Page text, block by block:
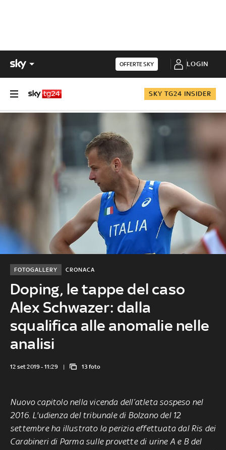
OFFERTE SKY LOGIN
SKY TG24 INSIDER
Doping, le tappe del caso
Alex Schwazer: dalla
squalifica alle anomalie nelle
analisi
CRONACA
FOTOGALLERY
12 set 2019 - 11:29 13 foto
Nuovo capitolo nella vicenda dell’atleta sospeso nel
2016. L'udienza del tribunale di Bolzano del 12
settembre ha illustrato la perizia effettuata dal Ris dei
Carabineri di Parma sulle provette di urine A e B del